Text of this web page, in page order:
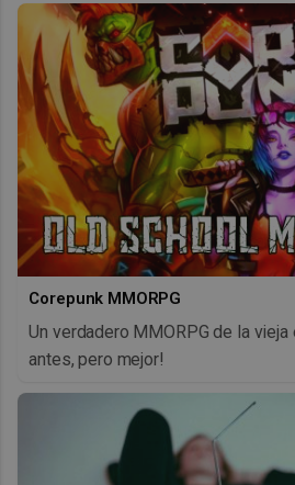
Corepunk MMORPG
Un verdadero MMORPG de la
antes, pero mejor!